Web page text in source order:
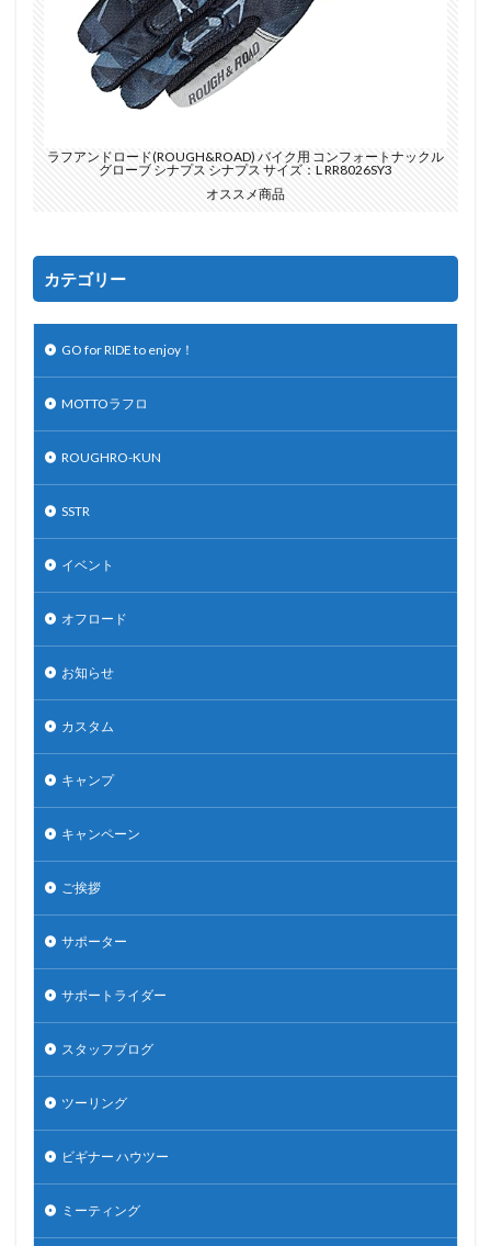
ラフアンドロード(ROUGH&ROAD) バイク用 コンフォートナックル
グローブ シナプス シナプス サイズ：L RR8026SY3
オススメ商品
カテゴリー
GO for RIDE to enjoy！
MOTTOラフロ
ROUGHRO-KUN
SSTR
イベント
オフロード
お知らせ
カスタム
キャンプ
キャンペーン
ご挨拶
サポーター
サポートライダー
スタッフブログ
ツーリング
ビギナー ハウツー
ミーティング